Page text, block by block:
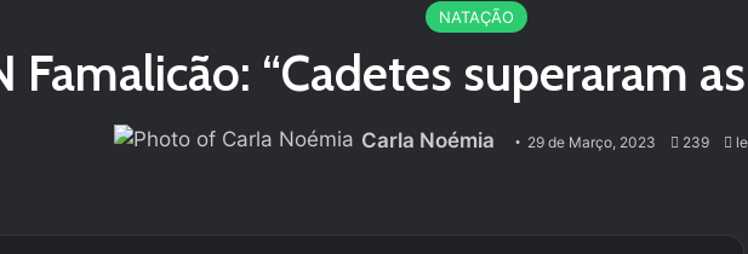
NATAÇÃO
Famalicão: “Cadetes superaram
Carla Noémia 29 de Março, 2023 239